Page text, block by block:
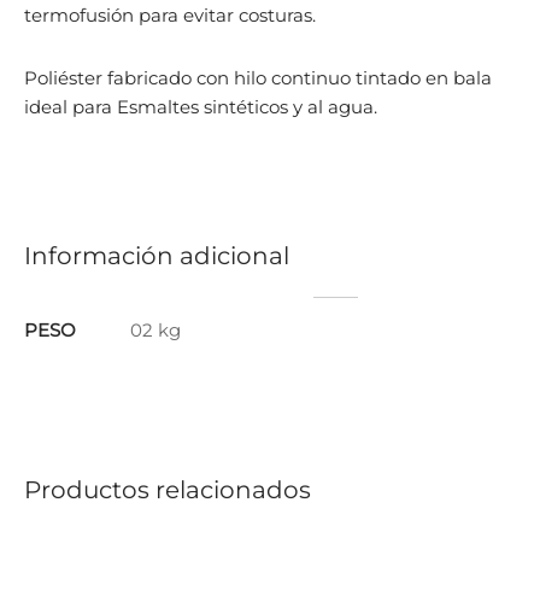
termofusión para evitar costuras.
Poliéster fabricado con hilo continuo tintado en bala
ideal para Esmaltes sintéticos y al agua.
Información adicional
PESO 02 kg
Productos relacionados